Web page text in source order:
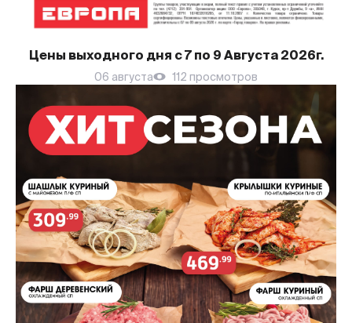
Цены выходного дня с 7 по 9 Августа 2026г.
06 августа 112 просмотров